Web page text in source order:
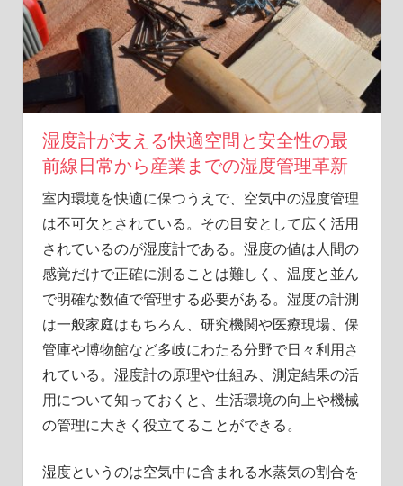
を
届
け
ま
す。
湿度計が支える快適空間と安全性の最
前線日常から産業までの湿度管理革新
室内環境を快適に保つうえで、空気中の湿度管理
は不可欠とされている。 その目安として広く活用
されているのが湿度計である。湿度の値は人間の
感覚だけで正確に測ることは難しく、温度と並ん
で明確な数値で管理する必要がある。湿度の計測
は一般家庭はもちろん、研究機関や医療現場、保
管庫や博物館など多岐にわたる分野で日々利用さ
れている。湿度計の原理や仕組み、測定結果の活
用について知っておくと、生活環境の向上や機械
の管理に大きく役立てることができる。
湿度というのは空気中に含まれる水蒸気の割合を